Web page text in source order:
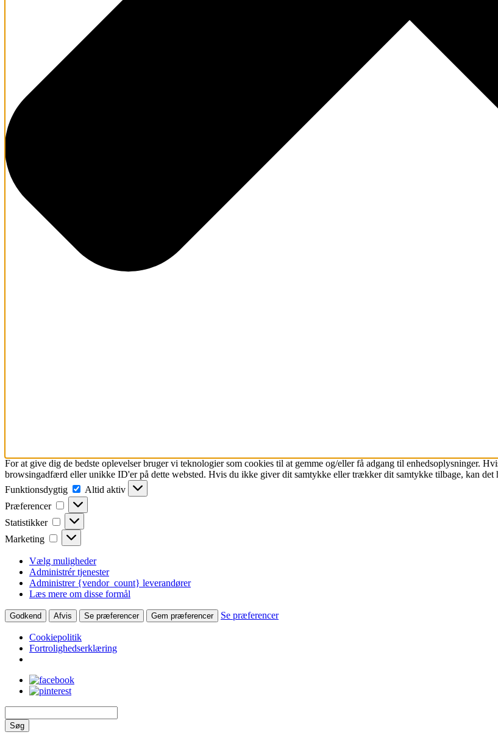
For at give dig de bedste oplevelser bruger vi teknologier som cookies til at gemme og/eller få adgang til enhedsoplysninger.
browsingadfærd eller unikke ID'er på dette websted. Hvis du ikke giver dit samtykke eller trækker dit samtykke tilbage, kan det
Funktionsdygtig
Funktionsdygtig
Altid aktiv
Præferencer
Præferencer
Statistikker Statistikker
Marketing Marketing
Vælg muligheder
Administrér tjenester
Administrer {vendor_count} leverandører
Læs mere om disse formål
Godkend Afvis Se præferencer Gem præferencer Se præferencer
Cookiepolitik
Fortrolighedserklæring
Søg